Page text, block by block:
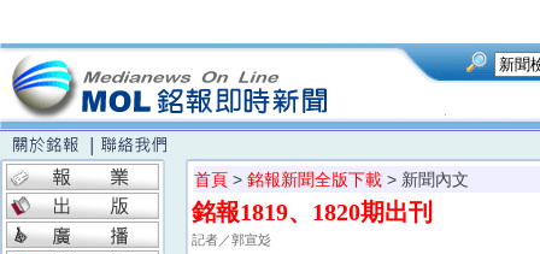
首頁 > 銘報新聞全版下載 > 新聞內文
銘報1819、1820期出刊
記者／郭宣彣